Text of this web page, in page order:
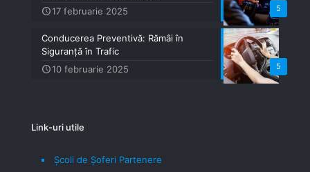
5
17 februarie 2025
5
Conducerea Preventivă: Rămâi în
Siguranță în Trafic
10 februarie 2025
Link-uri utile
Școli de Șoferi Partenere